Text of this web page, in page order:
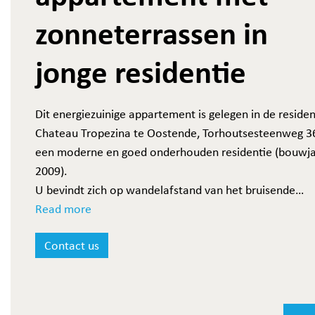
zonneterrassen in
jonge residentie
Dit energiezuinige appartement is gelegen in de
Chateau Tropezina te Oostende, Torhoutsesteenweg
een moderne en goed onderhouden residentie
2009).
U bevindt zich op wandelafstand van het bruisende
stadscentrum, het strand en de zee, openbaar vervoer,
Read more
Contact us